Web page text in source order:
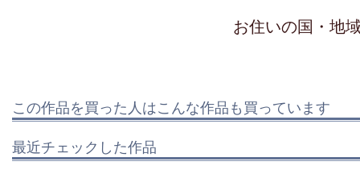
お住いの国・地
この作品を買った人はこんな作品も買っています
最近チェックした作品